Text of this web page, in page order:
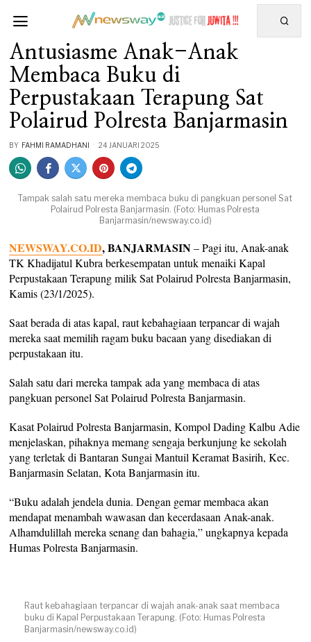
Antusiasme Anak-Anak
Membaca Buku di
Perpustakaan Terapung Sat
Polairud Polresta Banjarmasin
BY FAHMI RAMADHANI 24 JANUARI 2025
Tampak salah satu mereka membaca buku di pangkuan personel Sat
Polairud Polresta Banjarmasin. (Foto: Humas Polresta
Banjarmasin/newsway.co.id)
NEWSWAY.CO.ID, BANJARMASIN– Pagi itu, Anak-anak
TK Khadijatul Kubra berkesempatan untuk menaiki Kapal
Perpustakaan Terapung milik Sat Polairud Polresta Banjarmasin,
Kamis (23/1/2025).
Saat berada di atas kapal, raut kebahagiaan terpancar di wajah
mereka saat memilih ragam buku bacaan yang disediakan di
perpustakaan itu.
Salah satu dari mereka tampak ada yang membaca di atas
pangkuan personel Sat Polairud Polresta Banjarmasin.
Kasat Polairud Polresta Banjarmasin, Kompol Dading Kalbu Adie
menjelaskan, pihaknya memang sengaja berkunjung ke sekolah
yang terletak di Bantaran Sungai Mantuil Keramat Basirih, Kec.
Banjarmasin Selatan, Kota Banjarmasin itu.
“Buku adalah jendela dunia. Dengan gemar membaca akan
mendapat menambah wawasan dan kecerdasaan Anak-anak.
Alhamdulillah mereka senang dan bahagia,” ungkapnya kepada
Humas Polresta Banjarmasin.
Raut kebahagiaan terpancar di wajah anak-anak saat membaca
buku di Kapal Perpustakaan Terapung. (Foto: Humas Polresta
Banjarmasin/newsway.co.id)